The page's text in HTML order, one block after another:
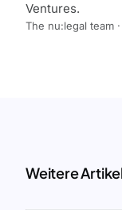
Ventures.
The nu:legal team ·
Weitere